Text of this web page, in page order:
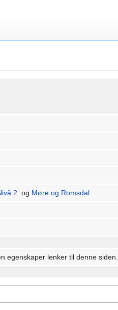
2 og Møre og Romsdal
egenskaper lenker til denne siden.